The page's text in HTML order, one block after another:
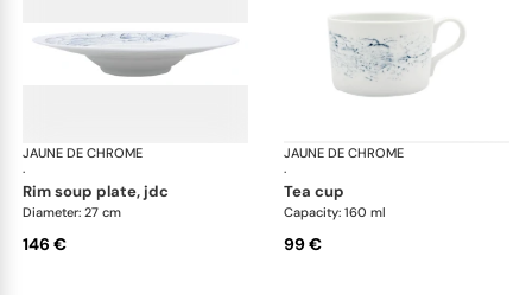
JAUNE DE CHROME
·
Blue Impression
rim soup plate, jdc
Diameter: 27 cm
146 €
JAUNE DE CHROME
·
tea cup
Capacity: 160 ml
99 €